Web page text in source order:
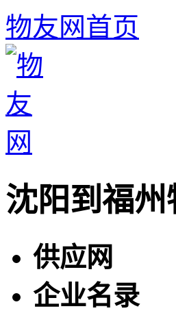
物友网首页
沈阳到福州
供应网
企业名录